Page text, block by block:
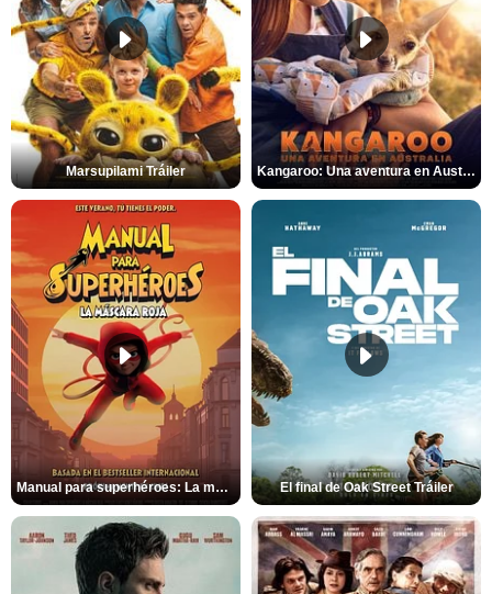
Marsupilami Tráiler Kangaroo: Una aventura en Australia Tráiler
Manual para superhéroes: La máscara roja Tráiler El final de Oak Street Tráiler